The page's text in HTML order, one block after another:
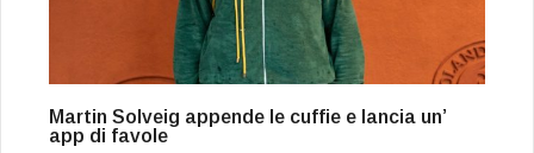
Martin Solveig appende le cuffie e lancia un’
app di favole